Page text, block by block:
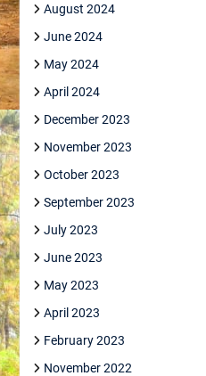
August 2024
June 2024
May 2024
April 2024
December 2023
November 2023
October 2023
September 2023
July 2023
June 2023
May 2023
April 2023
February 2023
November 2022